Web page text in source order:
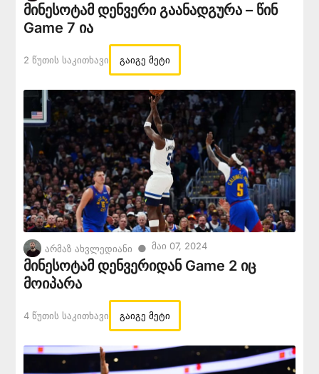
მინესოტამ დენვერი გაანადგურა – წინ
Game 7 ია
2 Წუთის Საკითხავი გაიგე მეტი
არმაზ ახვლედიანი ● Მაი 07, 2024
მინესოტამ დენვერიდან Game 2 იც
მოიპარა
4 Წუთის Საკითხავი გაიგე მეტი